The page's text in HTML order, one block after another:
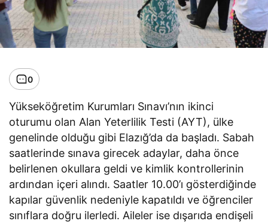
0
Yükseköğretim Kurumları Sınavı’nın ikinci
oturumu olan Alan Yeterlilik Testi (AYT), ülke
genelinde olduğu gibi Elazığ’da da başladı. Sabah
saatlerinde sınava girecek adaylar, daha önce
belirlenen okullara geldi ve kimlik kontrollerinin
ardından içeri alındı. Saatler 10.00’ı gösterdiğinde
kapılar güvenlik nedeniyle kapatıldı ve öğrenciler
sınıflara doğru ilerledi. Aileler ise dışarıda endişeli